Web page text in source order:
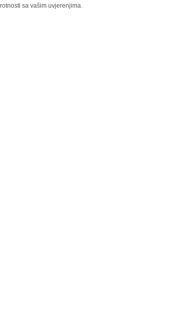
sa vašim uvjerenjima.